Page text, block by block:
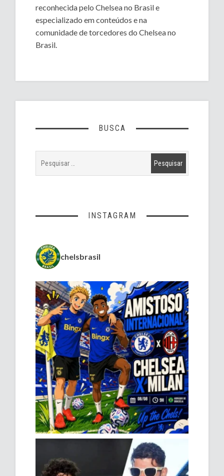
reconhecida pelo Chelsea no Brasil e
especializado em conteúdos e na
comunidade de torcedores do Chelsea no
Brasil.
BUSCA
INSTAGRAM
chelsbrasil